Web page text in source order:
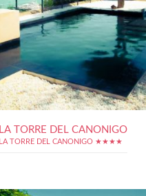
LA TORRE DEL CANONIGO
LA TORRE DEL CANONIGO ★★★★